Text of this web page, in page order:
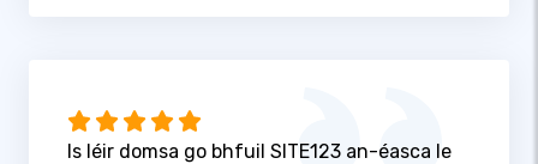
Is léir domsa go bhfuil SITE123 an-éasca le